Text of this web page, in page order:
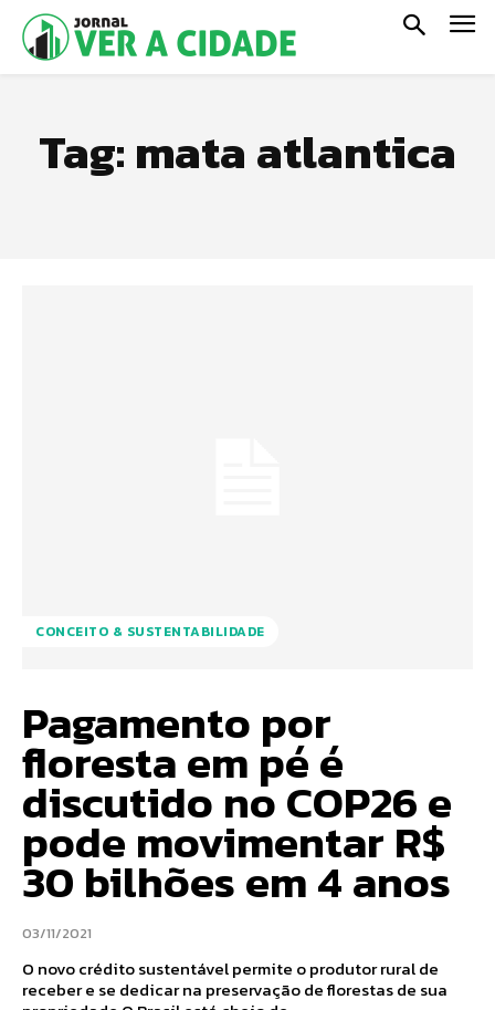
Tag:mata atlantica
CONCEITO & SUSTENTABILIDADE
Pagamento por
floresta em pé é
discutido no COP26 e
pode movimentar R$
30 bilhões em 4 anos
03/11/2021
O novo crédito sustentável permite o produtor rural de
receber e se dedicar na preservação de florestas de sua